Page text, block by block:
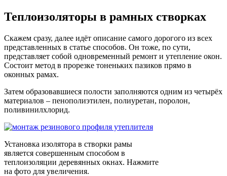
Теплоизоляторы в рамных створках
Скажем сразу, далее идёт описание самого дорогого из всех
представленных в статье способов. Он тоже, по сути,
представляет собой одновременный ремонт и утепление окон.
Состоит метод в прорезке тоненьких пазиков прямо в
оконных рамах.
Затем образовавшиеся полости заполняются одним из четырёх
материалов – пенополиэтилен, полиуретан, поролон,
поливинилхлорид.
Установка изолятора в створки рамы
является совершенным способом в
теплоизоляции деревянных окнах. Нажмите
на фото для увеличения.